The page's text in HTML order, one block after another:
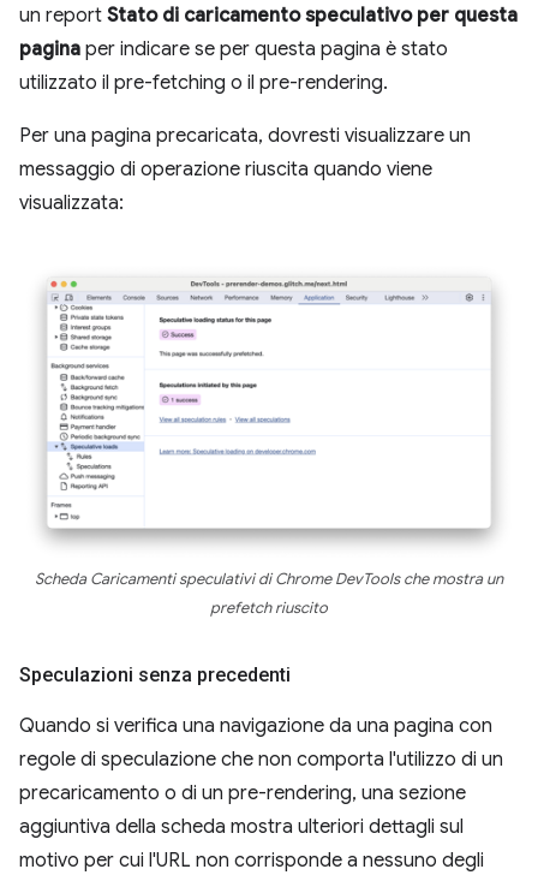
un report Stato di caricamento speculativo per questa
pagina per indicare se per questa pagina è stato
utilizzato il pre-fetching o il pre-rendering.
Per una pagina precaricata, dovresti visualizzare un
messaggio di operazione riuscita quando viene
visualizzata:
Scheda Caricamenti speculativi di Chrome DevTools che mostra un
prefetch riuscito
Speculazioni senza precedenti
Quando si verifica una navigazione da una pagina con
regole di speculazione che non comporta l'utilizzo di un
precaricamento o di un pre-rendering, una sezione
aggiuntiva della scheda mostra ulteriori dettagli sul
motivo per cui l'URL non corrisponde a nessuno degli